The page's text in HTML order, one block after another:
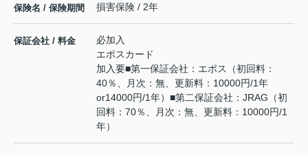
保険名 / 保険期間 損害保険 / 2年
保証会社 / 料金
必加入
エポスカード
加入要■第一保証会社：エポス（初回料：
40％、月次：無、更新料：10000円/1年
or14000円/1年）■第二保証会社：JRAG（初
回料：70％、月次：無、更新料：10000円/1
年）